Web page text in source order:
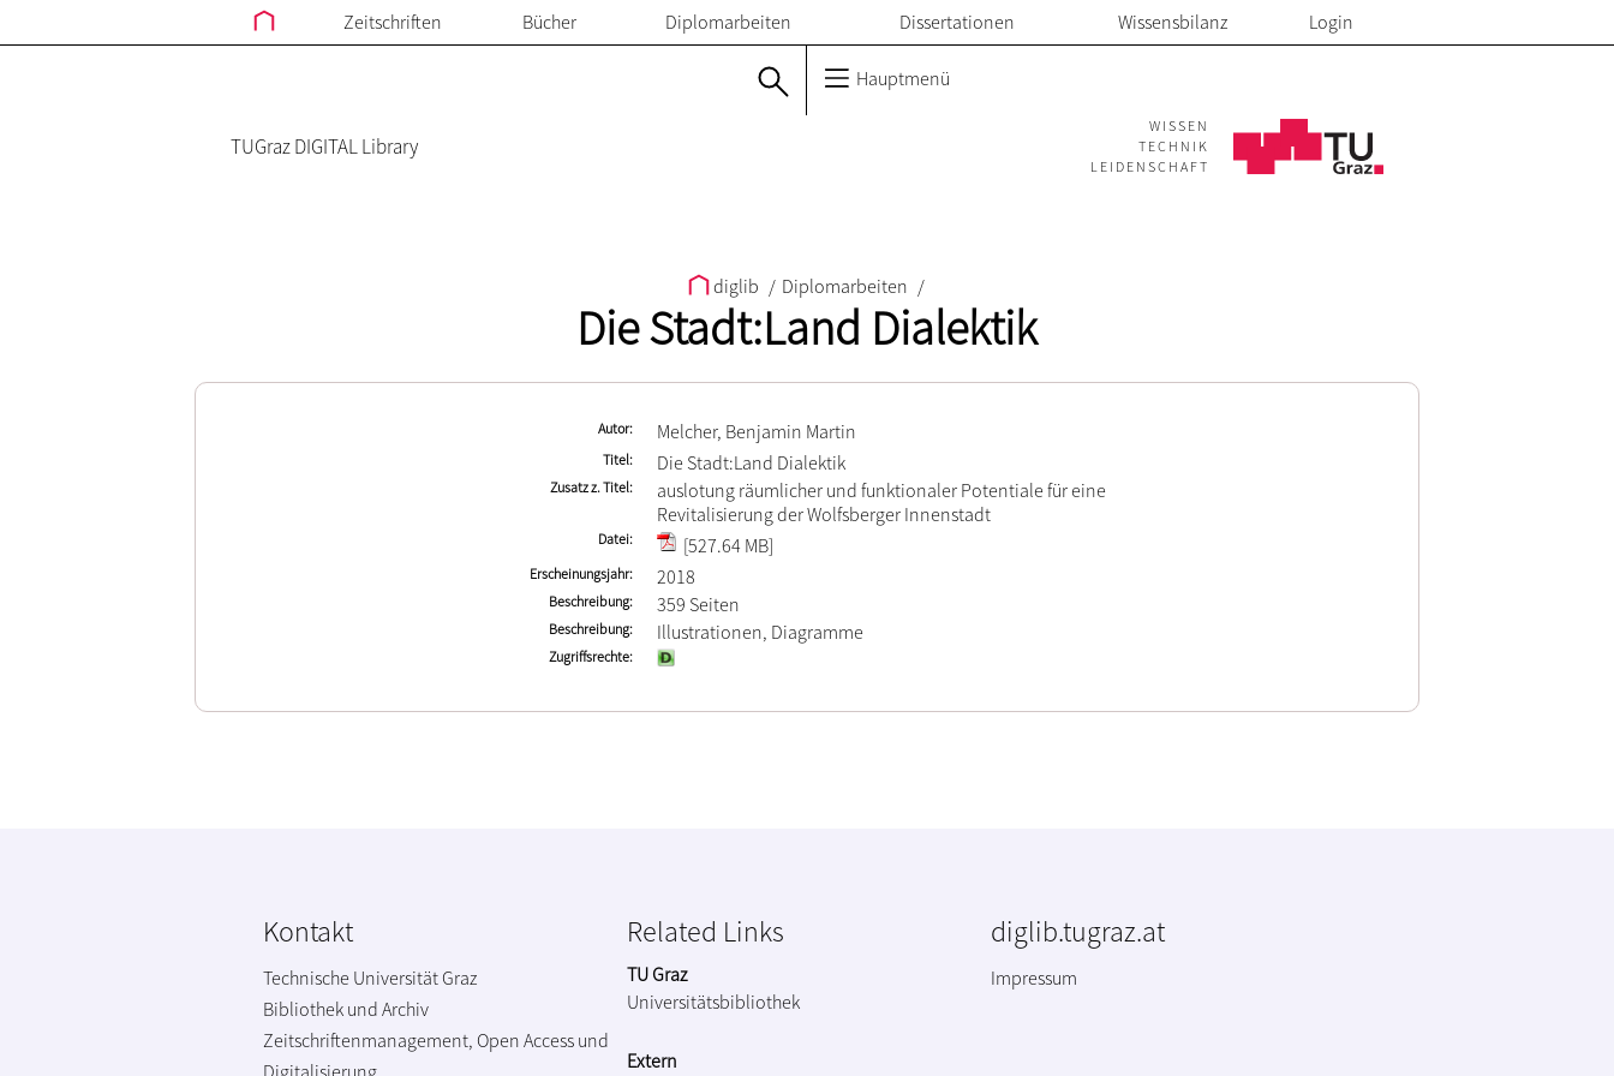
Zeitschriften Bücher Diplomarbeiten Dissertationen Wissensbilanz Login
Hauptmenü
TUGraz DIGITAL Library
WISSEN
TECHNIK
LEIDENSCHAFT
diglib / Diplomarbeiten /
Die Stadt:Land Dialektik
Autor Melcher, Benjamin Martin
Titel Die Stadt:Land Dialektik
Zusatz z. Titel
auslotung räumlicher und funktionaler Potentiale für eine
Revitalisierung der Wolfsberger Innenstadt
Datei [527.64 MB]
Erscheinungsjahr 2018
Beschreibung 359 Seiten
Beschreibung Illustrationen, Diagramme
Zugriffsrechte
Kontakt
Technische Universität Graz
Bibliothek und Archiv
Zeitschriftenmanagement, Open Access und
Digitalisierung
Related Links
TU Graz
Universitätsbibliothek
Extern
diglib.tugraz.at
Impressum